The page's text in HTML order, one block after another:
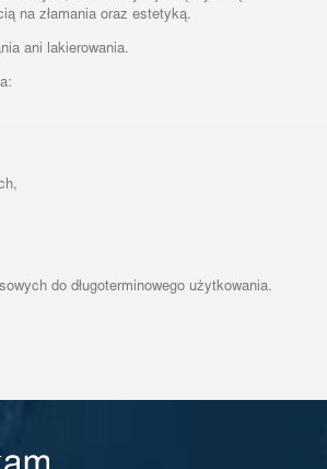
na złamania oraz estetyką.
ani lakierowania.
do długoterminowego użytkowania.